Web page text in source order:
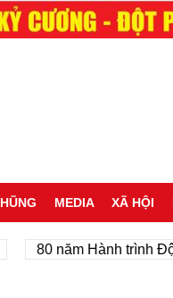
MEDIA XÃ HỘI
80 năm Hành trình Độc